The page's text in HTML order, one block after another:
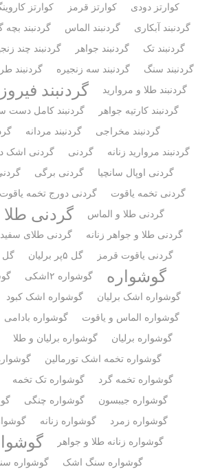
کوارتز دودی
کوارتز قرمز کوارتز
گردنبند آبکاری
گردنبند الماس گردنبند بچه
گردنبند تک
گردنبند جواهر گردنبند چند
گردنبند سنگ
گردنبند سه زنجیره گردنبند
گردنبند طلا و مروارید
گردنبند
گردنبند کارتیه جواهر
گردنبند کامل دست
گردنبند مخراجی
گردنبند مردانه
گردنبند مروارید زنانه
گردنی گردنی اشک
گردنی اوپال سانچیا
گردنی برگی
گردنی تخمه یاقوت
گردنی دورج تخمه یاقوت
گردنی طلا و الماس
گردنی طلا
گردنی طلا و جواهر زنانه گردنی طلای سفید
گردنی یاقوت قرمز
گل ۵پر برلیان گل
گوشواره گوشواره ۲اشکی
گوشواره اشک برلیان
گوشواره اشک کبود
گوشواره الماس و یاقوت
گوشواره بادامی
گوشواره برلیان
گوشواره برلیان و طلا
گوشواره تخمه اشک تورمالین
گوشواره تخمه گرد
گوشواره تک تخمه
گوشواره جیبسون
گوشواره چنگی
گوشواره زمرد
گوشواره زنانه
گوشواره زنانه طلا و جواهر
گوشواره سنگ اشک
گوشواره